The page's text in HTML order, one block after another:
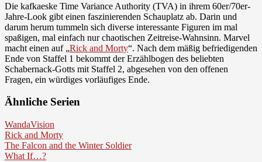
Die kafkaeske Time Variance Authority (TVA) in ihrem 60er/70er-
Jahre-Look gibt einen faszinierenden Schauplatz ab. Darin und
darum herum tummeln sich diverse interessante Figuren im mal
spaßigen, mal einfach nur chaotischen Zeitreise-Wahnsinn. Marvel
macht einen auf „Rick and Morty“. Nach dem mäßig befriedigenden
Ende von Staffel 1 bekommt der Erzählbogen des beliebten
Schabernack-Gotts mit Staffel 2, abgesehen von den offenen
Fragen, ein würdiges vorläufiges Ende.
Ähnliche Serien
WandaVision
Rick and Morty
The Falcon and the Winter Soldier
What If…?